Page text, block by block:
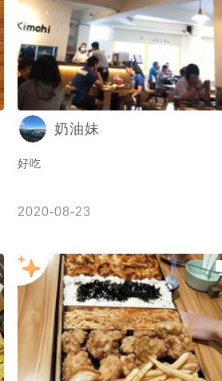
奶油妹
好吃
2020-08-23